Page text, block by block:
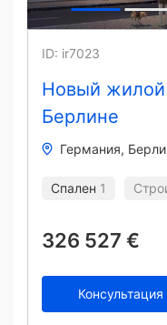
Новый жилой
Берлине
ID: ir7023
Германия
Спален 1
326 527 €
Консультация